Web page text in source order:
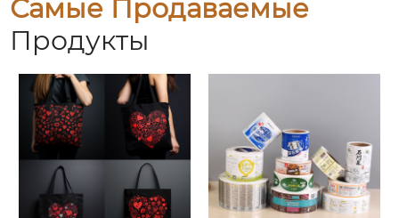
Самые Продаваемые
Продукты